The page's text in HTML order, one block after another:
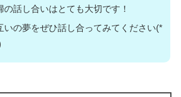
の話し合いはとても大切です！
いの夢をぜひ話し合ってみてください(*